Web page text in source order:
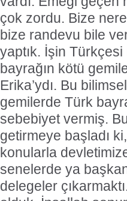
çok zordu. Bize
bize randevu bile
yaptık. İşin
bayrağın kötü
Erika’ydı. Bu
gemilerde Türk
sebebiyet vermiş.
getirmeye başladı
konularla
senelerde ya
delegeler